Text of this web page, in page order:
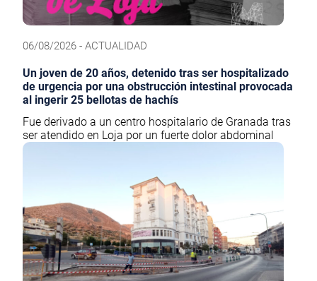
06/08/2026 - ACTUALIDAD
Un joven de 20 años, detenido tras ser hospitalizado
de urgencia por una obstrucción intestinal provocada
al ingerir 25 bellotas de hachís
Fue derivado a un centro hospitalario de Granada tras
ser atendido en Loja por un fuerte dolor abdominal